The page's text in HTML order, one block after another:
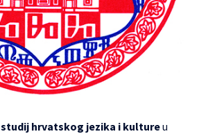
studij hrvatskog jezika i kultureu